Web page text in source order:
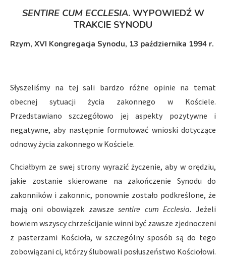
SENTIRE CUM ECCLESIA. WYPOWIEDŹ W
TRAKCIE SYNODU
Rzym, XVI Kongregacja Synodu, 13 października 1994 r.
Słyszeliśmy na tej sali bardzo różne opinie na temat
obecnej sytuacji życia zakonnego w Kościele.
Przedstawiano szczegółowo jej aspekty pozytywne i
negatywne, aby następnie formułować wnioski dotyczące
odnowy życia zakonnego w Kościele.
Chciałbym ze swej strony wyrazić życzenie, aby w orędziu,
jakie zostanie skierowane na zakończenie Synodu do
zakonników i zakonnic, ponownie zostało podkreślone, że
mają oni obowiązek zawszesentire cum Ecclesia. Jeżeli
bowiem wszyscy chrześcijanie winni być zawsze zjednoczeni
z pasterzami Kościoła, w szczególny sposób są do tego
zobowiązani ci, którzy ślubowali posłuszeństwo Kościołowi.